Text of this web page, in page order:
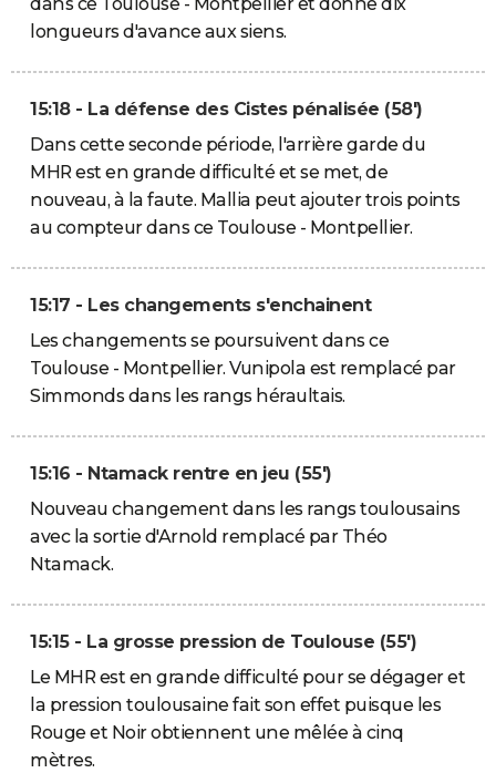
dans ce Toulouse - Montpellier et donne dix
longueurs d'avance aux siens.
15:18 - La défense des Cistes pénalisée (58')
Dans cette seconde période, l'arrière garde du
MHR est en grande difficulté et se met, de
nouveau, à la faute. Mallia peut ajouter trois points
au compteur dans ce Toulouse - Montpellier.
15:17 - Les changements s'enchainent
Les changements se poursuivent dans ce
Toulouse - Montpellier. Vunipola est remplacé par
Simmonds dans les rangs héraultais.
15:16 - Ntamack rentre en jeu (55')
Nouveau changement dans les rangs toulousains
avec la sortie d'Arnold remplacé par Théo
Ntamack.
15:15 - La grosse pression de Toulouse (55')
Le MHR est en grande difficulté pour se dégager et
la pression toulousaine fait son effet puisque les
Rouge et Noir obtiennent une mêlée à cinq
mètres.